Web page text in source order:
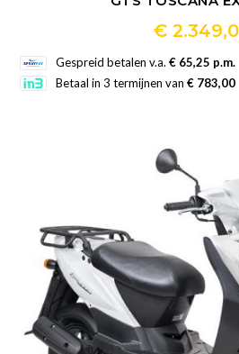
€
Dit
product
optie
kan
op
Gespreid betalen v.a.€ 65,25 p.m.
Betaal in 3 termijnen van€ 783,00